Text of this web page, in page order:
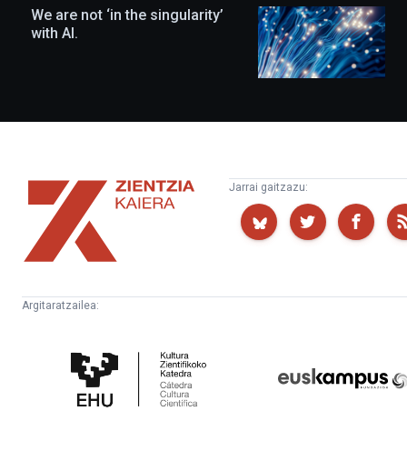
We are not ‘in the singularity’
with AI.
Zientzia
Kaiera
Jarrai gaitzazu:
Argitaratzailea:
Zientifikoko
Katedra